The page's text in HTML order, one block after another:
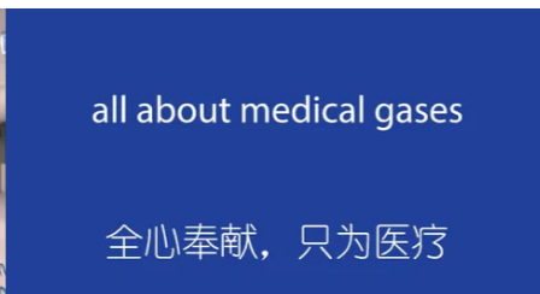
VERZOEK
OM
EEN
CITAAT
SITEMAP